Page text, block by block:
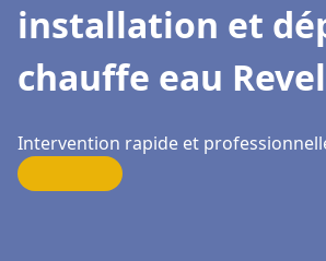
installation et
chauffe eau Revel
Intervention rapide et